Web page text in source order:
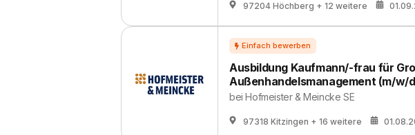
97204 Höchberg + 12 weitere
Ausbildung Kaufmann/-frau für
Außenhandelsmanagement (m/w/
beiHofmeister & Meincke SE
97318 Kitzingen + 16 weitere